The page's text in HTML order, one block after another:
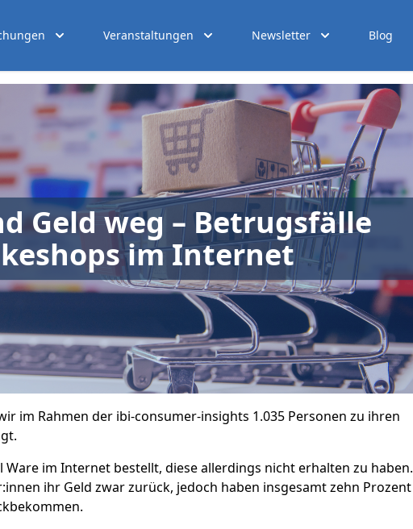
Veranstaltungen Newsletter Blog
Geld weg – Betrugsfälle
im Internet
im Rahmen der ibi-consumer-insights 1.035 Personen zu ihren
Ware im Internet bestellt, diese allerdings nicht erhalten zu haben.
ihr Geld zwar zurück, jedoch haben insgesamt zehn Prozent